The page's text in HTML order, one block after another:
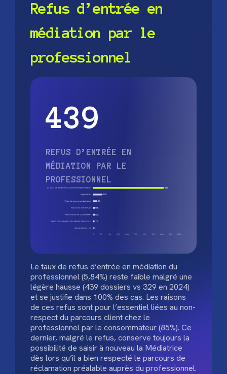
Refus d’entrée en
médiation par le
professionnel
439
REFUS D’ENTRÉE EN
MÉDIATION PAR LE
PROFESSIONNEL
Le taux de refus d’entrée en médiation du
professionnel (5,84%) reste faible malgré une
légère hausse (439 dossiers vs 329 en 2024)
et se justifie dans 100% des cas. Les raisons
de ces refus sont pour l’essentiel liées au non-
respect du parcours client chez le
professionnel par le consommateur (85%). Ce
dernier, malgré le refus, conserve toujours la
possibilité de saisir à nouveau la Médiatrice
dès lors qu’il a bien respecté le parcours de
réclamation préalable auprès du professionnel.